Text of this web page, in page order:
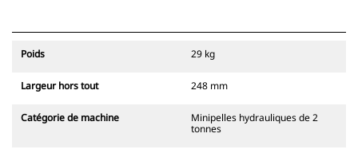
Poids 29 kg
Largeur hors tout 248 mm
Catégorie de machine
Minipelles hydrauliques de 2
tonnes